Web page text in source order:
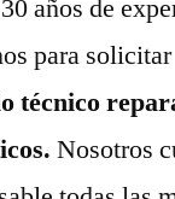
años de
para solicitar
técnico
Nosotros